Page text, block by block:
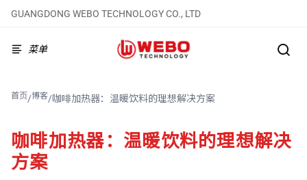
GUANGDONG WEBO TECHNOLOGY CO., LTD
菜单
首页/博客/咖啡加热器：温暖饮料的理想解决方案
咖啡加热器：温暖饮料的理想解决
方案